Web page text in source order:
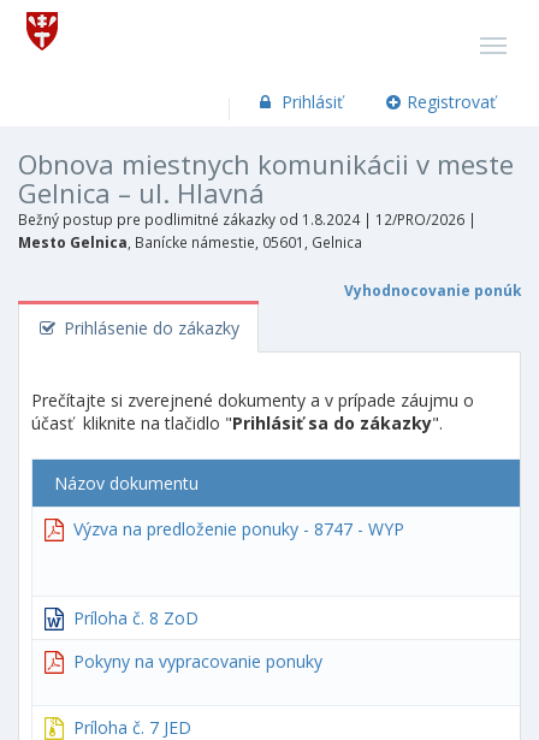
Prihlásiť Registrovať
Obnova miestnych komunikácii v meste
Gelnica – ul. Hlavná
Bežný postup pre podlimitné zákazky od 1.8.2024 | 12/PRO/2026 |
Mesto Gelnica , Banícke námestie, 05601, Gelnica
Vyhodnocovanie ponúk
Prihlásenie do zákazky
Prečítajte si zverejnené dokumenty a v prípade záujmu o
účasť kliknite na tlačidlo "Prihlásiť sa do zákazky".
Názov dokumentu
Výzva na predloženie ponuky - 8747 - WYP
Príloha č. 8 ZoD
Pokyny na vypracovanie ponuky
Príloha č. 7 JED